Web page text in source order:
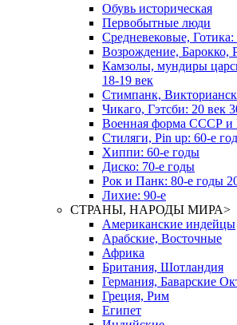
Обувь историческая
Первобытные люди
Средневековые, Готика:
Возрождение, Барокко,
Камзолы, мундиры
18-19 век
Стимпанк,
Чикаго, Гэтсби: 20 век
Военная форма СССР и
Стиляги, Pin up: 60-е
Хиппи: 60-е годы
Диско: 70-е годы
Рок и Панк: 80-е годы
Лихие: 90-е
СТРАНЫ, НАРОДЫ МИРА>
Американские индейцы
Арабские, Восточные
Африка
Британия, Шотландия
Германия, Баварские
Греция, Рим
Египет